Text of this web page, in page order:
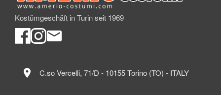
Kostümgeschäft in Turin seit 1969
location_on C.so Vercelli, 71/D - 10155 Torino (TO) - ITALY